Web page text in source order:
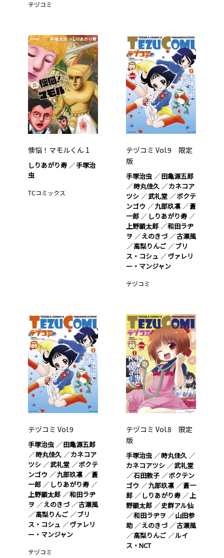
テヅコミ
懊悩！マモルくん 1
しりあがり寿
手塚治
虫
TCコミックス
テヅコミ Vol.9 限定
版
手塚治虫
田亀源五郎
時丸佳久
カネコア
ツシ
武礼堂
ボクテ
ンゴウ
九部玖凛
蒼
一郎
しりあがり寿
上野顕太郎
和田ラヂ
ヲ
えのきづ
古瀬風
高梨りんご
ブリ
ス・コシュ
ヴァレリ
ー・マンジャン
テヅコミ
テヅコミ Vol.9
手塚治虫
田亀源五郎
時丸佳久
カネコア
ツシ
武礼堂
ボクテ
ンゴウ
九部玖凛
蒼
一郎
しりあがり寿
上野顕太郎
和田ラヂ
ヲ
えのきづ
古瀬風
高梨りんご
ブリ
ス・コシュ
ヴァレリ
ー・マンジャン
テヅコミ
テヅコミ Vol.8 限定
版
手塚治虫
時丸佳久
カネコアツシ
武礼堂
石田敦子
ボクテン
ゴウ
九部玖凛
蒼一
郎
しりあがり寿
上
野顕太郎
史群アル仙
和田ラヂヲ
山田参
助
えのきづ
古瀬風
高梨りんご
ルイ
ス・NCT